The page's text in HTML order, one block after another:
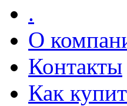
.
О
Контакты
Как